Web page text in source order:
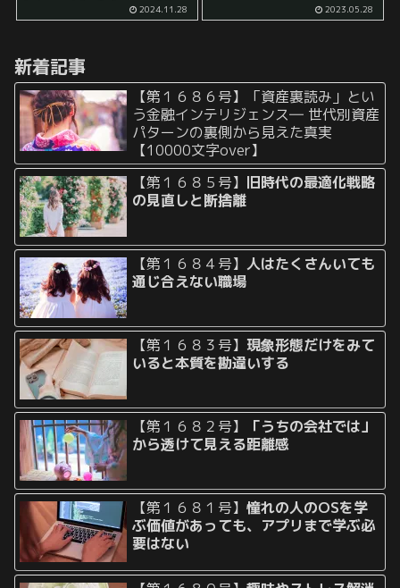
度ならず何度でもあるでしょ
う。 しかし、このように、漠然
できません。...
2024.11.28
い浮かべますよね。 一般的な災
害は、自然災害（地震、洪水、
2023.05.28
新着記事
【第１６８６号】「資産裏読み」とい
う金融インテリジェンス― 世代別資産
パターンの裏側から見えた真実
【10000文字over】
【第１６８５号】 旧時代の最適化戦略
の見直しと断捨離
【第１６８４号】人はたくさんいても
通じ合えない職場
【第１６８３号】現象形態だけをみて
いると本質を勘違いする
【第１６８２号】
「うちの会社では」
から透けて見える距離感
【第１６８１号】憧れの人のOSを学
ぶ価値があっても、アプリまで学ぶ必
要はない